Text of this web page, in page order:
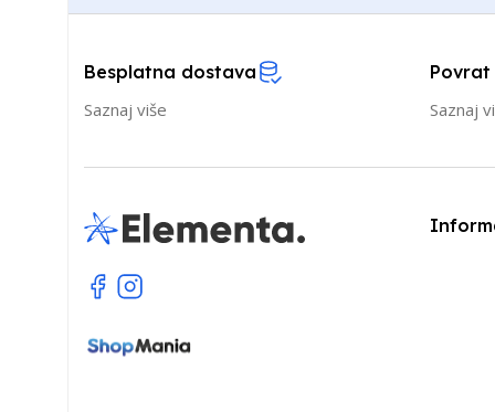
Besplatna dostava
Saznaj više
Saznaj